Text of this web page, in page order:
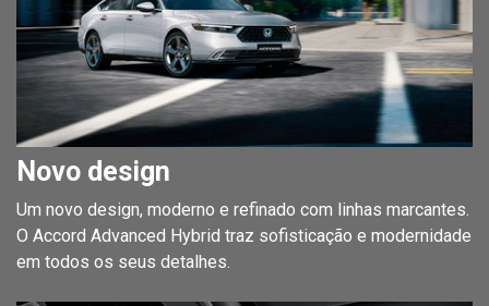
Novo design
Um novo design, moderno e refinado com linhas marcantes.
O Accord Advanced Hybrid traz sofisticação e modernidade
em todos os seus detalhes.